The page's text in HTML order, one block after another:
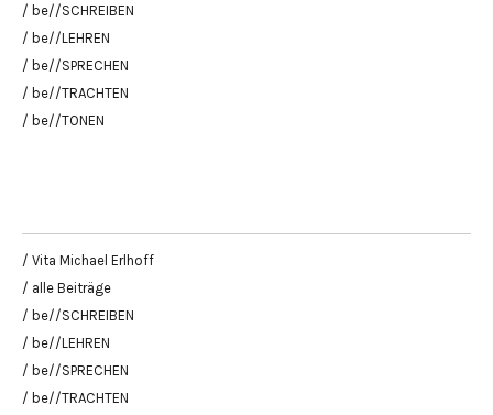
/ be//SCHREIBEN
/ be//LEHREN
/ be//SPRECHEN
/ be//TRACHTEN
/ be//TONEN
/ Vita Michael Erlhoff
/ alle Beiträge
/ be//SCHREIBEN
/ be//LEHREN
/ be//SPRECHEN
/ be//TRACHTEN